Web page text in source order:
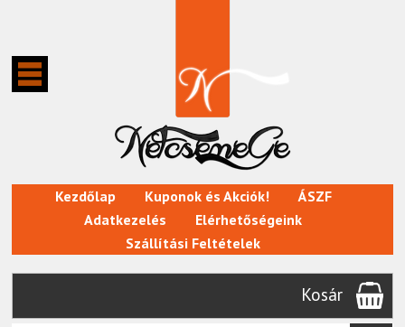
Kezdőlap Kuponok és Akciók!
ÁSZF
Adatkezelés
Elérhetőségeink
Szállítási Feltételek
Kosár